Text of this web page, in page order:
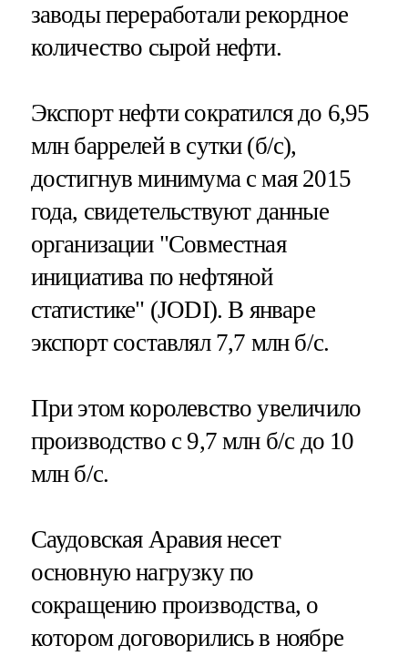
заводы переработали рекордное
количество сырой нефти.
Экспорт нефти сократился до 6,95
млн баррелей в сутки (б/с),
достигнув минимума с мая 2015
года, свидетельствуют данные
организации "Совместная
инициатива по нефтяной
статистике" (JODI). В январе
экспорт составлял 7,7 млн б/с.
При этом королевство увеличило
производство с 9,7 млн б/с до 10
млн б/с.
Саудовская Аравия несет
основную нагрузку по
сокращению производства, о
котором договорились в ноябре